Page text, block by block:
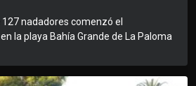
nadadores comenzó el
la playa Bahía Grande de La Paloma